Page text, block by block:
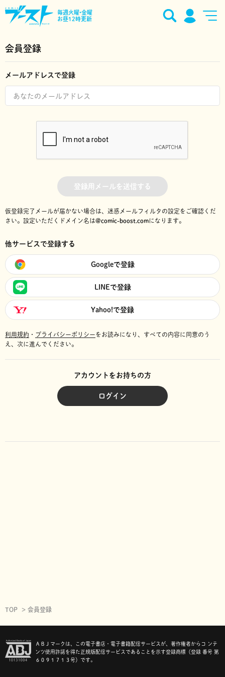
毎週火曜•金曜
お昼12時更新
会員登録
メールアドレスで登録
登録用メールを送信する
仮登録完了メールが届かない場合は、迷惑メールフィルタの設定をご確認くだ
さい。 設定いただくドメイン名は@comic-boost.comになります。
他サービスで登録する
Googleで登録
LINEで登録
Yahoo!で登録
利用規約 ・ プライバシーポリシーをお読みになり、 すべての内容に同意のう
え、次に進んでください。
アカウントをお持ちの方
ログイン
TOP 会員登録
ＡＢＪマークは、この電子書店・電子書籍配信サービスが、著作権者からコ ンテ
ンツ使用許諾を得た正規版配信サービスであることを示す登録商標（登録 番号 第
６０９１７１３号）です。